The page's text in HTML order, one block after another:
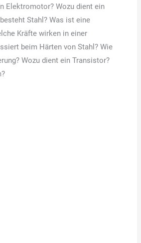
Elektromotor? Wozu dient ein
Stahl? Was ist eine
Kräfte wirken in einer
beim Härten von Stahl? Wie
Wozu dient ein Transistor?